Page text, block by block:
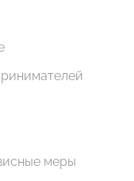
меры